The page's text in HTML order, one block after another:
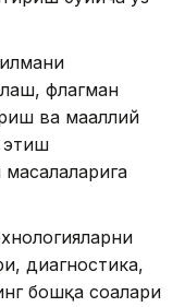
флагман
ва маҳаллий
этиш
диагностика,
бошқа соҳалари